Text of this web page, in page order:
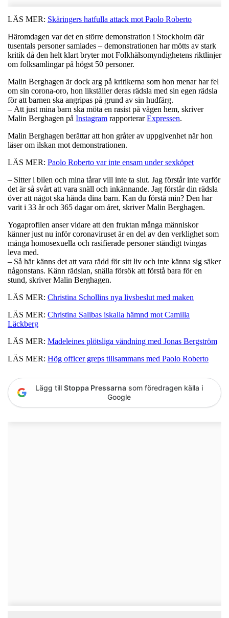
LÄS MER: Skäringers hatfulla attack mot Paolo Roberto
Häromdagen var det en större demonstration i Stockholm där
tusentals personer samlades – demonstrationen har mötts av stark
kritik då den helt klart bryter mot Folkhälsomyndighetens riktlinjer
om folksamlingar på högst 50 personer.
Malin Berghagen är dock arg på kritikerna som hon menar har fel
om sin corona-oro, hon likställer deras rädsla med sin egen rädsla
för att barnen ska angripas på grund av sin hudfärg.
– Att just mina barn ska möta en rasist på vägen hem, skriver
Malin Berghagen på Instagram rapporterarExpressen.
Malin Berghagen berättar att hon gråter av uppgivenhet när hon
läser om ilskan mot demonstrationen.
LÄS MER: Paolo Roberto var inte ensam under sexköpet
– Sitter i bilen och mina tårar vill inte ta slut. Jag förstår inte varför
det är så svårt att vara snäll och inkännande. Jag förstår din rädsla
över att något ska hända dina barn. Kan du förstå min? Den har
varit i 33 år och 365 dagar om året, skriver Malin Berghagen.
Yogaprofilen anser vidare att den fruktan många människor
känner just nu inför coronaviruset är en del av den verklighet som
många homosexuella och rasifierade personer ständigt tvingas
leva med.
– Så här känns det att vara rädd för sitt liv och inte känna sig säker
någonstans. Känn rädslan, snälla försök att förstå bara för en
stund, skriver Malin Berghagen.
LÄS MER: Christina Schollins nya livsbeslut med maken
LÄS MER: Christina Salibas iskalla hämnd mot Camilla
Läckberg
LÄS MER: Madeleines plötsliga vändning med Jonas Bergström
LÄS MER: Hög officer greps tillsammans med Paolo Roberto
Lägg till Stoppa Pressarna som föredragen källa i
Google